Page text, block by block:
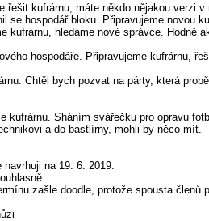
řešit kufrárnu, máte někdo nějakou verzi
se hospodář bloku. Připravujeme novou
kufrárnu, hledáme nové správce. Hodně
hospodáře. Připravujeme kufrárnu,
Chtěl bych pozvat na párty, která
kufrárnu. Sháním svářečku pro opravu
a do bastlírny, mohli by něco mít.
na 19. 6. 2019.
zašle doodle, protože spousta členů